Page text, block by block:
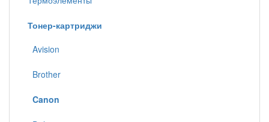
Тонер-картриджи
Avision
Brother
Canon